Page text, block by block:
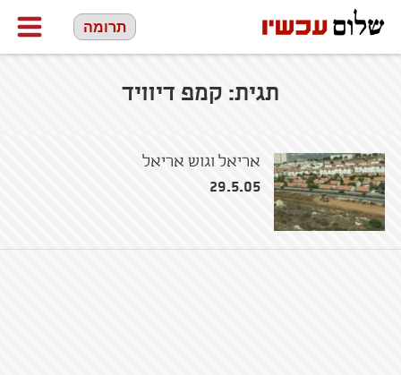
תרומה
תגית: קמפ דיוויד
אריאל וגוש אריאל
29.5.05